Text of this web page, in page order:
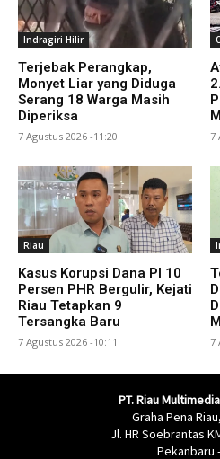
Indragiri Hilir
Terjebak Perangkap,
Monyet Liar yang Diduga
Serang 18 Warga Masih
Diperiksa
7 Agustus 2026 -11:20 7
Riau
Kasus Korupsi Dana PI 10
Persen PHR Bergulir, Kejati
Riau Tetapkan 9
Tersangka Baru
7 Agustus 2026 -10:11 7
PT. Riau
Graha Pena
Jl. HR Soebrantas
Pekanbaru